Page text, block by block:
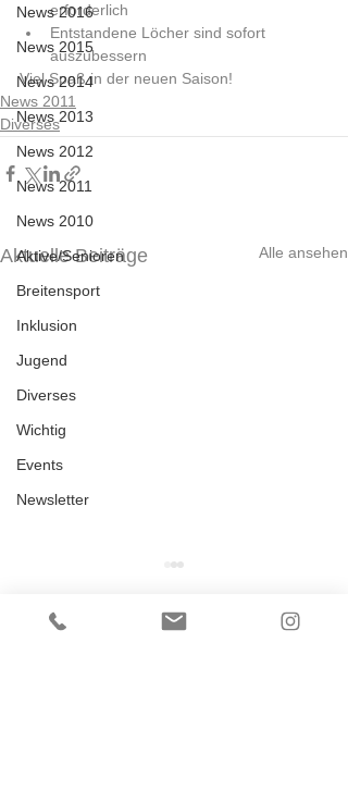
News 2016
News 2015
News 2014
News 2013
News 2012
News 2011
News 2010
Aktive/Senioren
Breitensport
Inklusion
Jugend
Diverses
Wichtig
Events
Newsletter
erforderlich
Entstandene Löcher sind sofort
auszubessern
Viel Spaß in der neuen Saison!
News 2011
Diverses
Aktuelle Beiträge Alle ansehen